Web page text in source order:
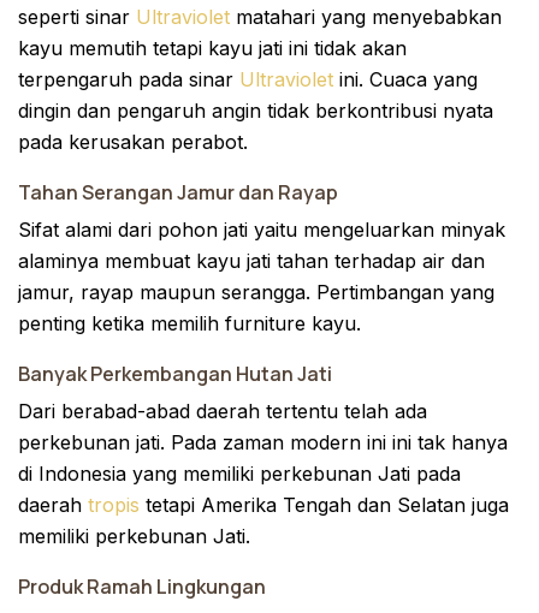
seperti sinar Ultraviolet matahari yang menyebabkan
kayu memutih tetapi kayu jati ini tidak akan
terpengaruh pada sinar Ultraviolet ini. Cuaca yang
dingin dan pengaruh angin tidak berkontribusi nyata
pada kerusakan perabot.
Tahan Serangan Jamur dan Rayap
Sifat alami dari pohon jati yaitu mengeluarkan minyak
alaminya membuat kayu jati tahan terhadap air dan
jamur, rayap maupun serangga. Pertimbangan yang
penting ketika memilih furniture kayu.
Banyak Perkembangan Hutan Jati
Dari berabad-abad daerah tertentu telah ada
perkebunan jati. Pada zaman modern ini ini tak hanya
di Indonesia yang memiliki perkebunan Jati pada
daerah tropis tetapi Amerika Tengah dan Selatan juga
memiliki perkebunan Jati.
Produk Ramah Lingkungan